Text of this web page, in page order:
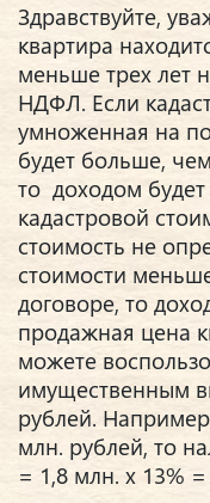
Здравствуйте,
квартира
меньше трех лет
НДФЛ. Если
умноженная на
будет больше,
то доходом будет
кадастровой
стоимость не
стоимости
договоре, то
продажная цена
можете
имущественным
рублей.
млн. рублей, то
= 1,8 млн. х 13%